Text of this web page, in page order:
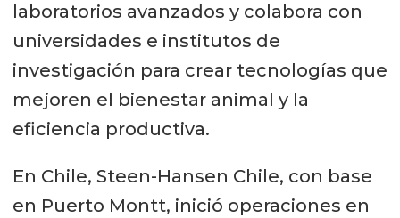
laboratorios avanzados y colabora con
universidades e institutos de
investigación para crear tecnologías que
mejoren el bienestar animal y la
eficiencia productiva.
En Chile, Steen-Hansen Chile, con base
en Puerto Montt, inició operaciones en